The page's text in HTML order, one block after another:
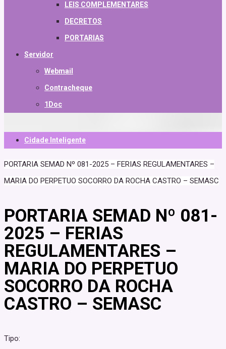
LEIS COMPLEMENTARES
DECRETOS
PORTARIAS
Servidor
Webmail
Contracheque
1Doc
Cidade Inteligente
PORTARIA SEMAD Nº 081-2025 – FERIAS REGULAMENTARES –
MARIA DO PERPETUO SOCORRO DA ROCHA CASTRO – SEMASC
PORTARIA SEMAD Nº 081-
2025 – FERIAS
REGULAMENTARES –
MARIA DO PERPETUO
SOCORRO DA ROCHA
CASTRO – SEMASC
Tipo: